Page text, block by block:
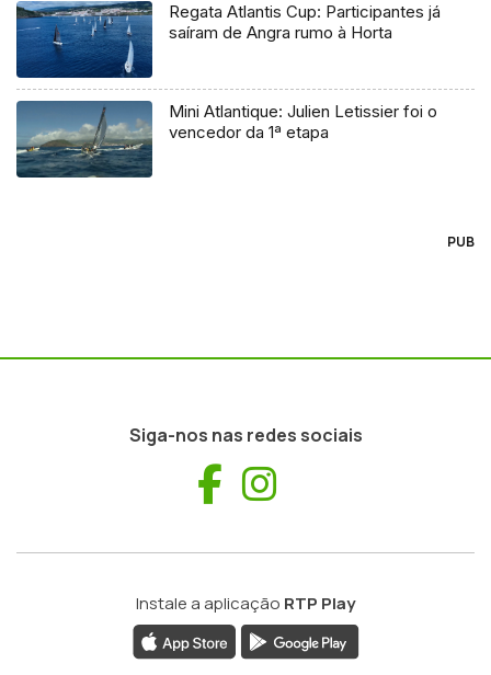
Regata Atlantis Cup: Participantes já
saíram de Angra rumo à Horta
Mini Atlantique: Julien Letissier foi o
vencedor da 1ª etapa
PUB
Siga-nos nas redes sociais
Facebook
Instale a aplicação RTP Play